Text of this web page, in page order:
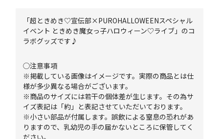
「超ときめき♡宣伝部×PUROHALLOWEENスペシャル
イベント ときめき魔女っ子ハロウィーン♡ライブ」のコ
ラボグッズです♪
◯注意事項
※掲載している画像はイメージです。実際の商品とは仕
様が多少異なる場合がございます。
※商品のサイズには若干の個体差が生じます。その為サ
イズ表記は「約」と表記させていただいております。
※小さい部品が付属します。誤飲による窒息の恐れがあ
りますので、乳幼児の手の届かないところに保管してく
ださい。